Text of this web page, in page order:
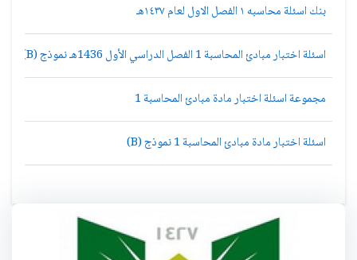
بنك اسئلة محاسبه ١ الفصل الاول لعام ١٤٣٧هـ
اسئلة اختبار مبادئ المحاسبة 1 الفصل الدراسي الأول 1436هـ نموذج (B)
مجموعة اسئلة اختبار مادة مبادئ المحاسبة 1
اسئلة اختبار مادة مبادئ المحاسبة 1 نموذج (B)